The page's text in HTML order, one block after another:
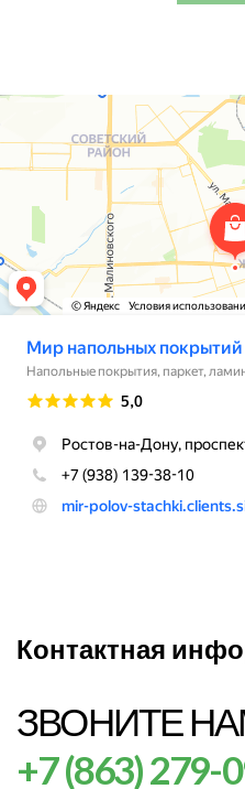
Контактная
ЗВОНИТЕ
+7 (863) 279-